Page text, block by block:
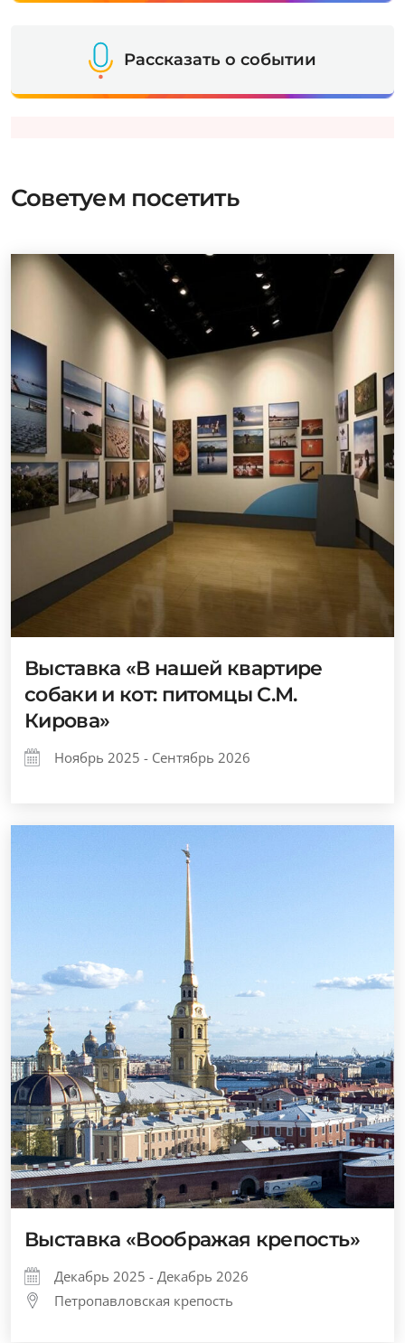
Рассказать о событии
Советуем посетить
Выставка «В нашей квартире
собаки и кот: питомцы С.М.
Кирова»
Ноябрь 2025 - Сентябрь 2026
Выставка «Воображая крепость»
Декабрь 2025 - Декабрь 2026
Петропавловская крепость